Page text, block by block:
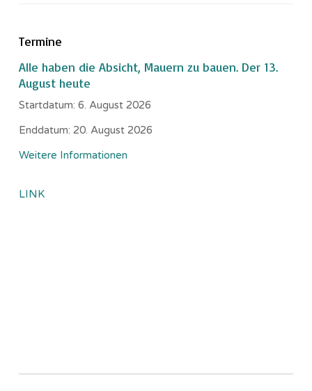
Termine
Alle haben die Absicht, Mauern zu bauen. Der 13.
August heute
Startdatum: 6. August 2026
Enddatum: 20. August 2026
Weitere Informationen
LINK